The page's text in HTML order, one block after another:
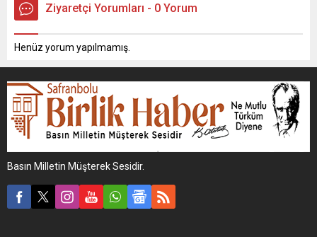
Ziyaretçi Yorumları - 0 Yorum
Henüz yorum yapılmamış.
Basın Milletin Müşterek Sesidir.